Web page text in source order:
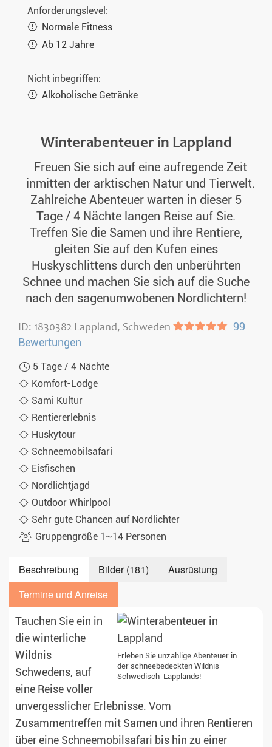
Anforderungslevel:
Normale Fitness
Ab 12 Jahre
Nicht inbegriffen:
Alkoholische Getränke
Winterabenteuer in Lappland
Freuen Sie sich auf eine aufregende Zeit
inmitten der arktischen Natur und Tierwelt.
Zahlreiche Abenteuer warten in dieser 5
Tage / 4 Nächte langen Reise auf Sie.
Treffen Sie die Samen und ihre Rentiere,
gleiten Sie auf den Kufen eines
Huskyschlittens durch den unberührten
Schnee und machen Sie sich auf die Suche
nach den sagenumwobenen Nordlichtern!
ID: 1830382 Lappland, Schweden ●●●●● 99
Bewertungen
5 Tage / 4 Nächte
Komfort-Lodge
Sami Kultur
Rentiererlebnis
Huskytour
Schneemobilsafari
Eisfischen
Nordlichtjagd
Outdoor Whirlpool
Sehr gute Chancen auf Nordlichter
Gruppengröße 1~14 Personen
Beschreibung Bilder (181)
Ausrüstung
Termine und Anreise
Erleben Sie unzählige Abenteuer in
der schneebedeckten Wildnis
Schwedisch-Lapplands!
Tauchen Sie ein in
die winterliche
Wildnis
Schwedens, auf
eine Reise voller
unvergesslicher Erlebnisse. Vom
Zusammentreffen mit Samen und ihren Rentieren
über eine Schneemobilsafari bis hin zu einer